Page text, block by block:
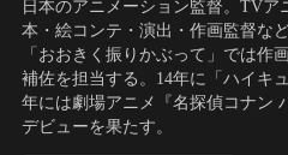
日本のアニメーション監督。TVア
本・絵コンテ・演出・作画監督な
「おおきく振りかぶって」では作
補佐を担当する。14年に「ハイキ
年には劇場アニメ『名探偵コナン
デビューを果たす。